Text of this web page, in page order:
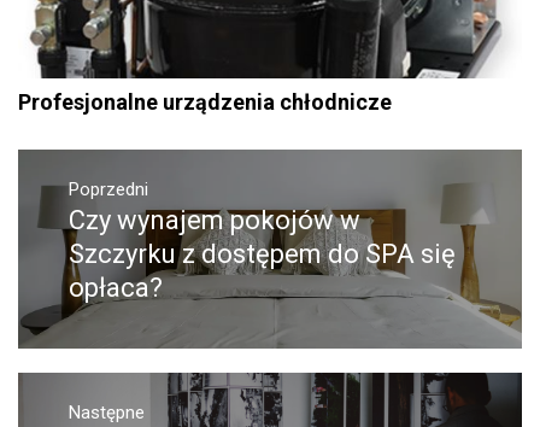
Profesjonalne urządzenia chłodnicze
Nawigacja
wpisu
Poprzedni
Poprzedni
wpis:
Czy wynajem pokojów w
Szczyrku z dostępem do SPA się
opłaca?
Następne